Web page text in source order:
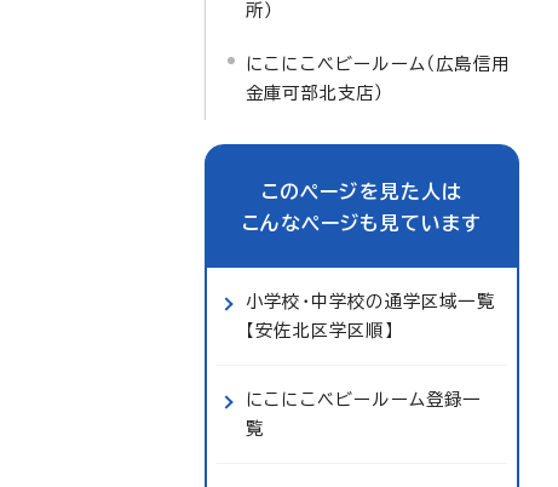
所）
にこにこベビールーム（広島信用
金庫可部北支店）
このページを見た人は
こんなページも見ています
小学校・中学校の通学区域一覧
【安佐北区学区順】
にこにこベビールーム登録一
覧